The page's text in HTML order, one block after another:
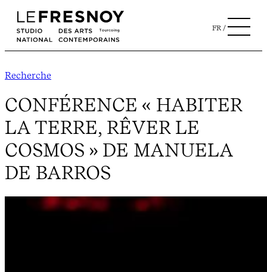
FR
Recherche
CONFÉRENCE « HABITER
LA TERRE, RÊVER LE
COSMOS » DE MANUELA
DE BARROS